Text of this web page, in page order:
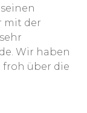
mit der
Wir haben
froh über die